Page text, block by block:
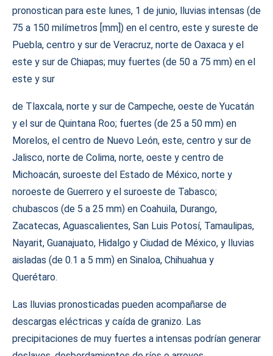
pronostican para este lunes, 1 de junio, lluvias intensas (de
75 a 150 milímetros [mm]) en el centro, este y sureste de
Puebla, centro y sur de Veracruz, norte de Oaxaca y el
este y sur de Chiapas; muy fuertes (de 50 a 75 mm) en el
este y sur
de Tlaxcala, norte y sur de Campeche, oeste de Yucatán
y el sur de Quintana Roo; fuertes (de 25 a 50 mm) en
Morelos, el centro de Nuevo León, este, centro y sur de
Jalisco, norte de Colima, norte, oeste y centro de
Michoacán, suroeste del Estado de México, norte y
noroeste de Guerrero y el suroeste de Tabasco;
chubascos (de 5 a 25 mm) en Coahuila, Durango,
Zacatecas, Aguascalientes, San Luis Potosí, Tamaulipas,
Nayarit, Guanajuato, Hidalgo y Ciudad de México, y lluvias
aisladas (de 0.1 a 5 mm) en Sinaloa, Chihuahua y
Querétaro.
Las lluvias pronosticadas pueden acompañarse de
descargas eléctricas y caída de granizo. Las
precipitaciones de muy fuertes a intensas podrían generar